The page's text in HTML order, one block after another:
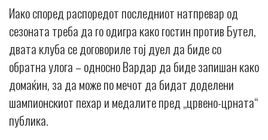
Иако според распоредот последниот натпревар од
сезоната треба да го одигра како гостин против Бутел,
двата клуба се договориле тој дуел да биде со
обратна улога – односно Вардар да биде запишан како
домаќин, за да може по мечот да бидат доделени
шампионскиот пехар и медалите пред „црвено-црната“
публика.